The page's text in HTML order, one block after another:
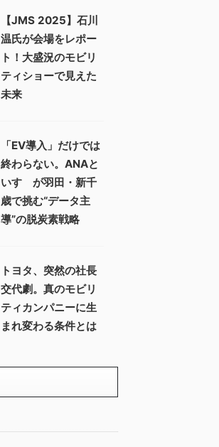
【JMS 2025】石川
温氏が会場をレポー
ト！大盛況のモビリ
ティショーで見えた
未来
「EV導入」だけでは
終わらない。ANAと
いすゞが羽田・新千
歳で挑む“データ主
導”の脱炭素戦略
トヨタ、突然の社長
交代劇。真のモビリ
ティカンパニーに生
まれ変わる条件とは